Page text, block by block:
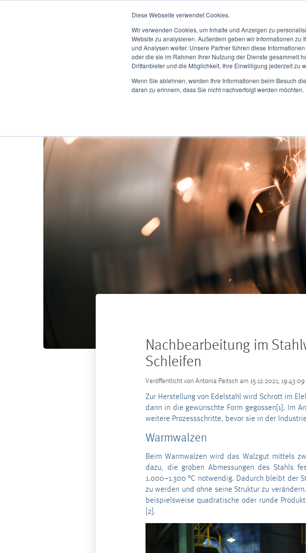
Diese Webseite verwendet Cookies.
Wir verwenden Cookies, um Inhalte und Anzeigen zu
Website zu analysieren. Außerdem geben wir Informationen
und Analysen weiter. Unsere Partner führen diese
oder die sie im Rahmen Ihrer Nutzung der Dienste gesammelt
Drittanbieter und die Möglichkeit, Ihre Einwilligung jederzeit zu
Wenn Sie ablehnen, werden Ihre Informationen beim Besuch
daran zu erinnern, dass Sie nicht nachverfolgt werden möchten.
Nachbearbeitung im
Schleifen
Veröffentlicht von Antonia Peitsch am 15.12.2021, 19:43:09
Zur Herstellung von Edelstahl wird Schrott im
dann in die gewünschte Form gegossen[1]. Im
weitere Prozessschritte, bevor sie in der
Warmwalzen
Beim Warmwalzen wird das Walzgut mittels
dazu, die groben Abmessungen des Stahls
1.000–1.300 °C notwendig. Dadurch bleibt der
zu werden und ohne seine Struktur zu
beispielsweise quadratische oder runde
[2].